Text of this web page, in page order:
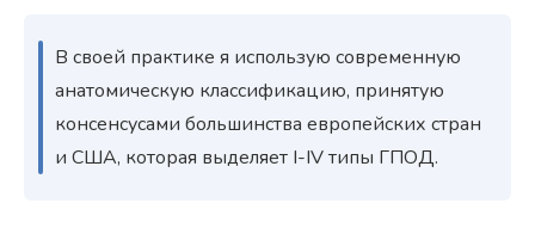
В своей практике я использую современную
анатомическую классификацию, принятую
консенсусами большинства европейских стран
и США, которая выделяет I-IV типы ГПОД.